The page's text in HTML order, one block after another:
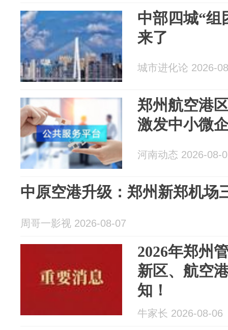
中部四城“组
来了
城市进化论 2026-
郑州航空港
激发中小微
河南动态 2026-08-
中原空港升级：郑州新郑机场
周哥一影视 2026-08-07
2026年郑州
新区、航空
知！
牛家长 2026-08-06